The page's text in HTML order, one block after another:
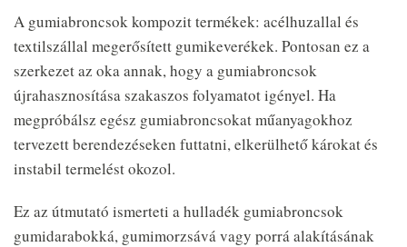
A gumiabroncsok kompozit termékek: acélhuzallal és
textilszállal megerősített gumikeverékek. Pontosan ez a
szerkezet az oka annak, hogy a gumiabroncsok
újrahasznosítása szakaszos folyamatot igényel. Ha
megpróbálsz egész gumiabroncsokat műanyagokhoz
tervezett berendezéseken futtatni, elkerülhető károkat és
instabil termelést okozol.
Ez az útmutató ismerteti a hulladék gumiabroncsok
gumidarabokká, gumimorzsává vagy porrá alakításának